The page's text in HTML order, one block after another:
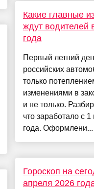
Какие главные
ждут водителей
года
Первый летний
российских
только
изменениями в
и не только.
что заработало с
года. Оформлени...
Гороскоп на
апреля 2026